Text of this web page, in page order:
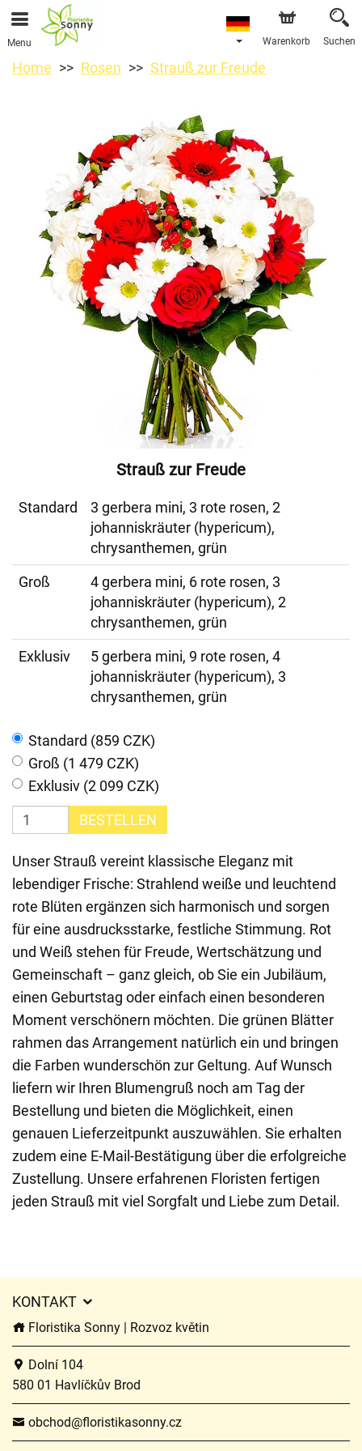
Menu Warenkorb Suchen
Home Rosen Strauß zur Freude
Strauß zur Freude
Standard
3 gerbera mini, 3 rote rosen, 2
johanniskräuter (hypericum),
chrysanthemen, grün
Groß
4 gerbera mini, 6 rote rosen, 3
johanniskräuter (hypericum), 2
chrysanthemen, grün
Exklusiv
5 gerbera mini, 9 rote rosen, 4
johanniskräuter (hypericum), 3
chrysanthemen, grün
Standard (859 CZK)
Groß (1 479 CZK)
Exklusiv (2 099 CZK)
BESTELLEN
Unser Strauß vereint klassische Eleganz mit
lebendiger Frische: Strahlend weiße und leuchtend
rote Blüten ergänzen sich harmonisch und sorgen
für eine ausdrucksstarke, festliche Stimmung. Rot
und Weiß stehen für Freude, Wertschätzung und
Gemeinschaft – ganz gleich, ob Sie ein Jubiläum,
einen Geburtstag oder einfach einen besonderen
Moment verschönern möchten. Die grünen Blätter
rahmen das Arrangement natürlich ein und bringen
die Farben wunderschön zur Geltung. Auf Wunsch
liefern wir Ihren Blumengruß noch am Tag der
Bestellung und bieten die Möglichkeit, einen
genauen Lieferzeitpunkt auszuwählen. Sie erhalten
zudem eine E-Mail-Bestätigung über die erfolgreiche
Zustellung. Unsere erfahrenen Floristen fertigen
jeden Strauß mit viel Sorgfalt und Liebe zum Detail.
KONTAKT
Floristika Sonny | Rozvoz květin
Dolní 104
580 01 Havlíčkův Brod
obchod@floristikasonny.cz